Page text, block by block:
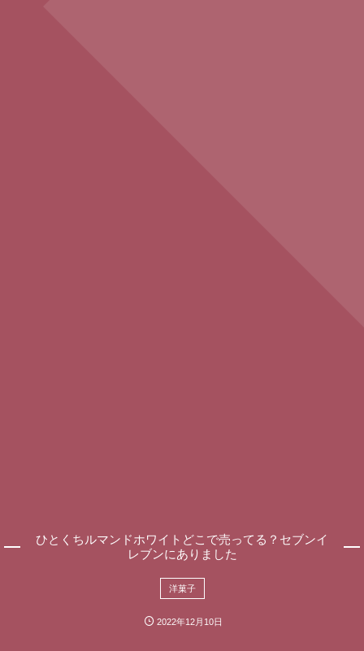
ひとくちルマンドホワイトどこで売ってる？セブンイ
レブンにありました
洋菓子
2022年12月10日